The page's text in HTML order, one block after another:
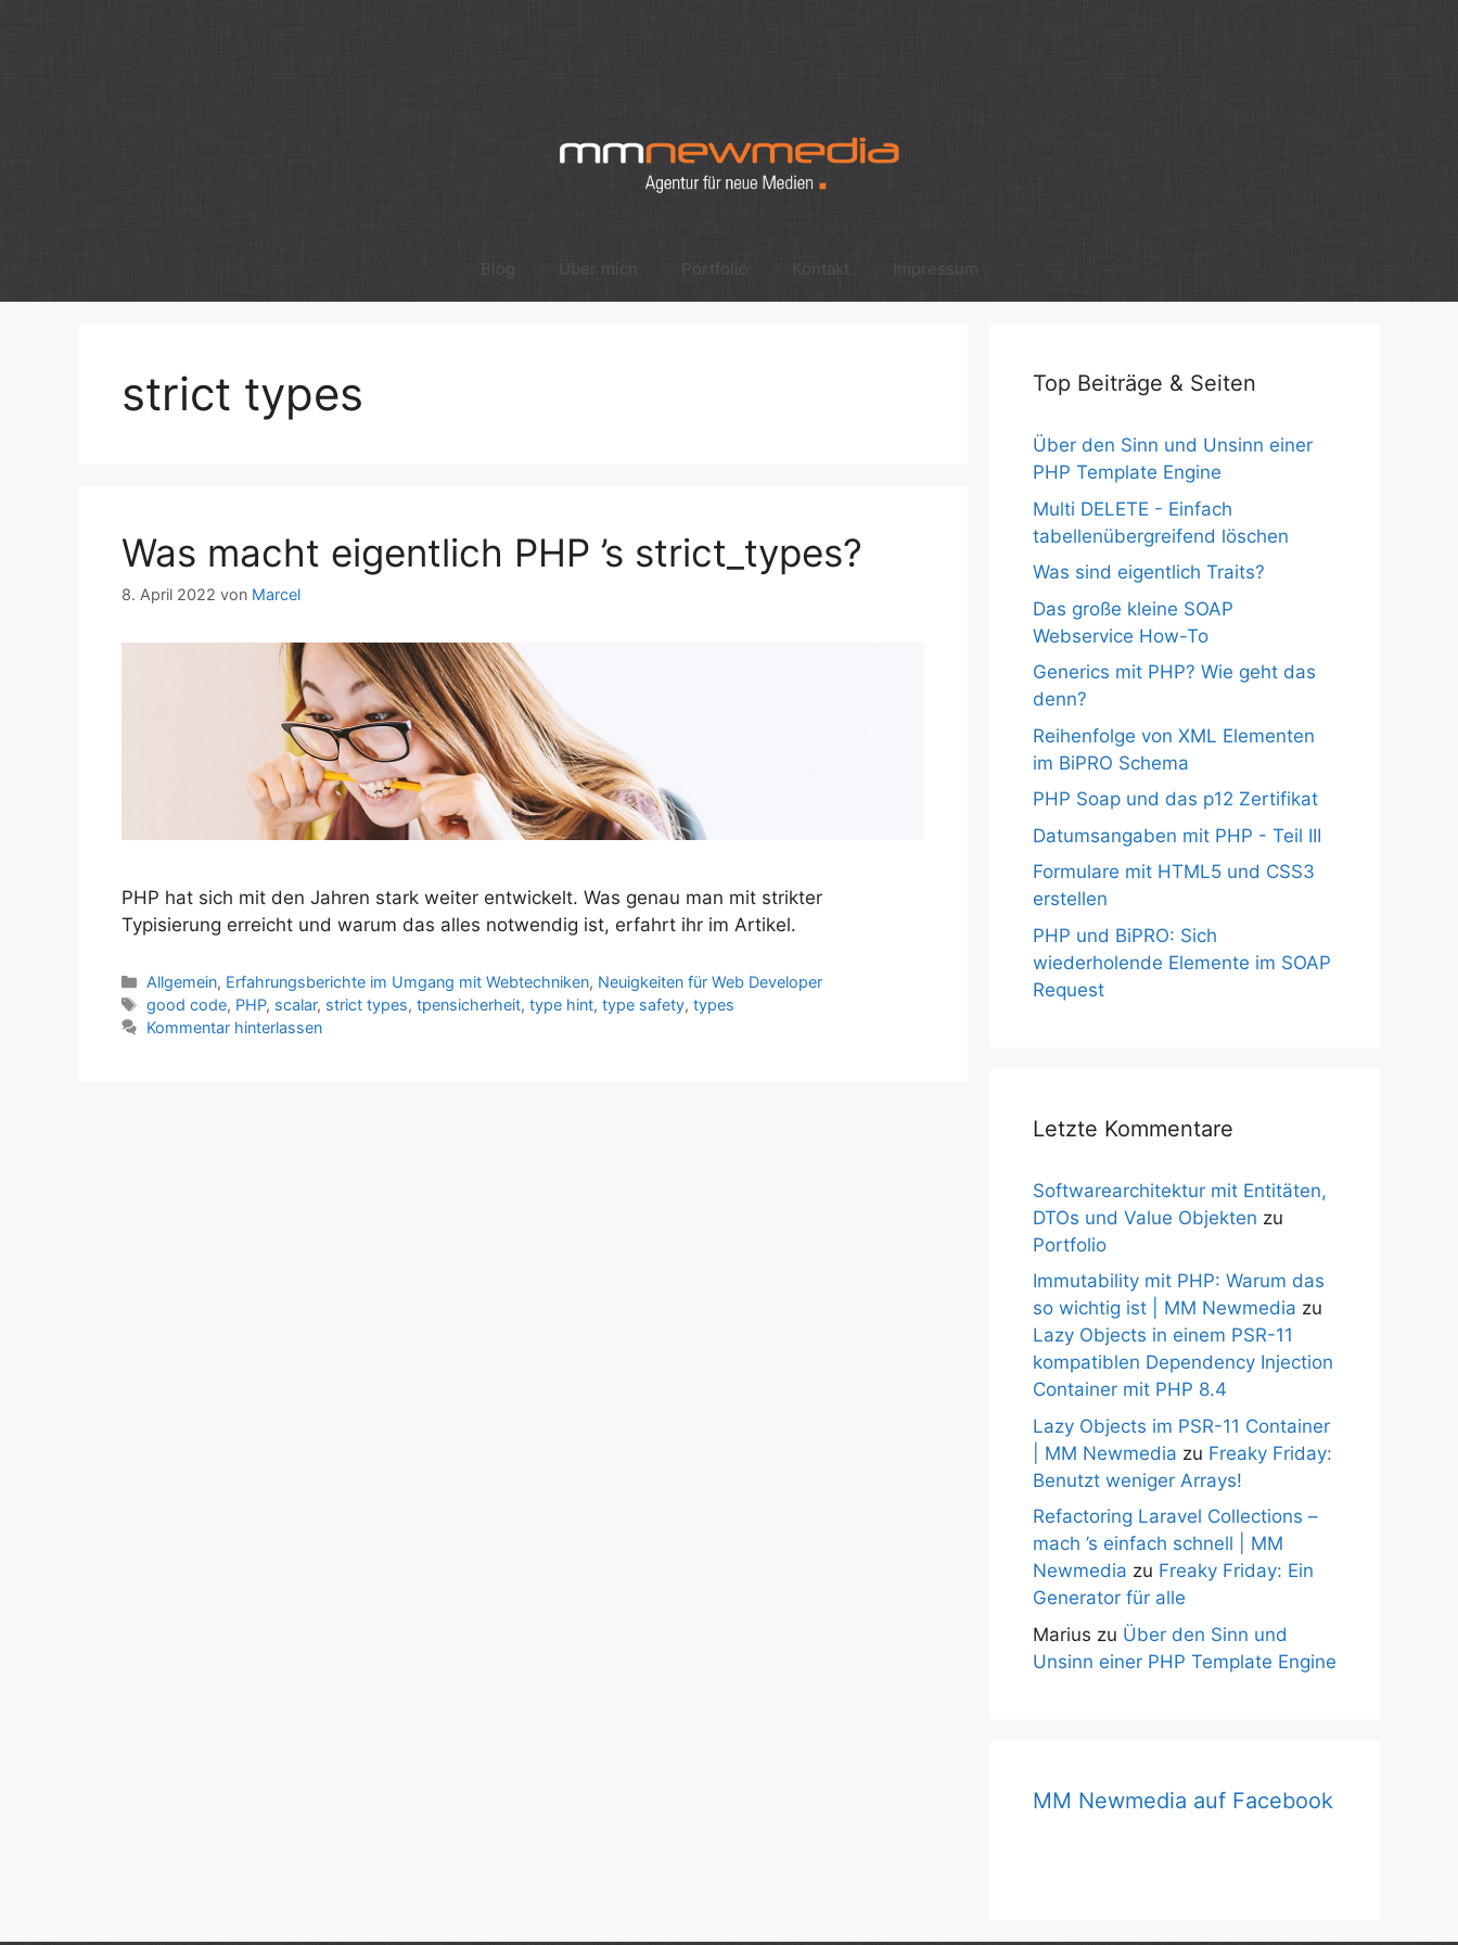
Blog Über mich Portfolio Kontakt Impressum
strict types
Was macht eigentlich PHP ’s strict_types?
8. April 2022 von Marcel
PHP hat sich mit den Jahren stark weiter entwickelt. Was genau man mit strikter
Typisierung erreicht und warum das alles notwendig ist, erfahrt ihr im Artikel.
Kategorien
Allgemein, Erfahrungsberichte im Umgang mit Webtechniken, Neuigkeiten für Web Developer
Schlagwörter
good code, PHP, scalar, strict types,tpensicherheit,type hint,type safety,types
Kommentar hinterlassen
Top Beiträge & Seiten
Über den Sinn und Unsinn einer
PHP Template Engine
Multi DELETE - Einfach
tabellenübergreifend löschen
Was sind eigentlich Traits?
Das große kleine SOAP
Webservice How-To
Generics mit PHP? Wie geht das
denn?
Reihenfolge von XML Elementen
im BiPRO Schema
PHP Soap und das p12 Zertifikat
Datumsangaben mit PHP - Teil III
Formulare mit HTML5 und CSS3
erstellen
PHP und BiPRO: Sich
wiederholende Elemente im SOAP
Request
Letzte Kommentare
Softwarearchitektur mit Entitäten,
DTOs und Value Objekten zu
Portfolio
Immutability mit PHP: Warum das
so wichtig ist | MM Newmedia zu
Lazy Objects in einem PSR-11
kompatiblen Dependency Injection
Container mit PHP 8.4
Lazy Objects im PSR-11 Container
| MM Newmedia zu Freaky Friday:
Benutzt weniger Arrays!
Refactoring Laravel Collections –
mach ’s einfach schnell | MM
Newmedia zu Freaky Friday: Ein
Generator für alle
Marius zu Über den Sinn und
Unsinn einer PHP Template Engine
MM Newmedia auf Facebook